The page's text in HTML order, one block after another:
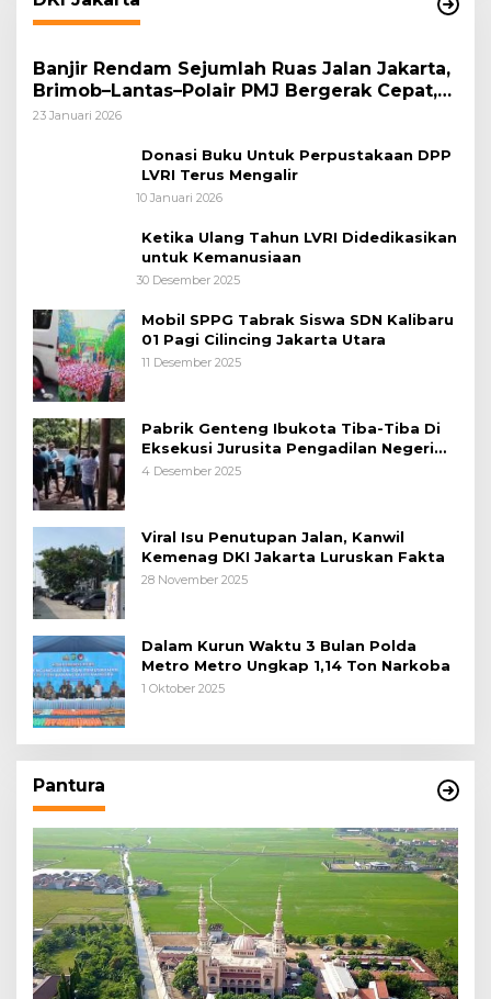
Banjir Rendam Sejumlah Ruas Jalan Jakarta,
Brimob–Lantas–Polair PMJ Bergerak Cepat,
Polri Siagakan 128.247 Personel Secara
23 Januari 2026
Donasi Buku Untuk Perpustakaan DPP
LVRI Terus Mengalir
10 Januari 2026
Ketika Ulang Tahun LVRI Didedikasikan
untuk Kemanusiaan
30 Desember 2025
Mobil SPPG Tabrak Siswa SDN Kalibaru
01 Pagi Cilincing Jakarta Utara
11 Desember 2025
Pabrik Genteng Ibukota Tiba-Tiba Di
Eksekusi Jurusita Pengadilan Negeri
Tangerang, Diduga Cacat Hukum Sejak
4 Desember 2025
Viral Isu Penutupan Jalan, Kanwil
Kemenag DKI Jakarta Luruskan Fakta
28 November 2025
Dalam Kurun Waktu 3 Bulan Polda
Metro Metro Ungkap 1,14 Ton Narkoba
1 Oktober 2025
Pantura